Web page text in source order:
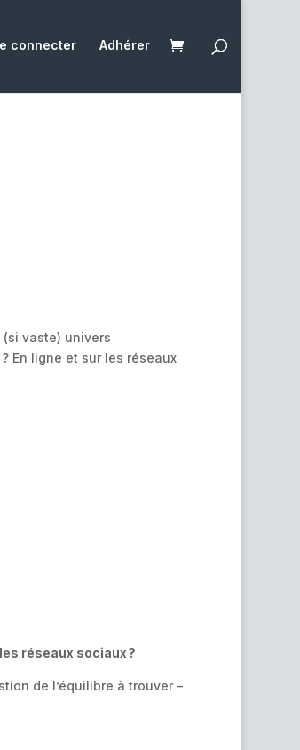
connecter Adhérer
vaste) univers
En ligne et sur les réseaux
réseaux sociaux ?
de l’équilibre à trouver –